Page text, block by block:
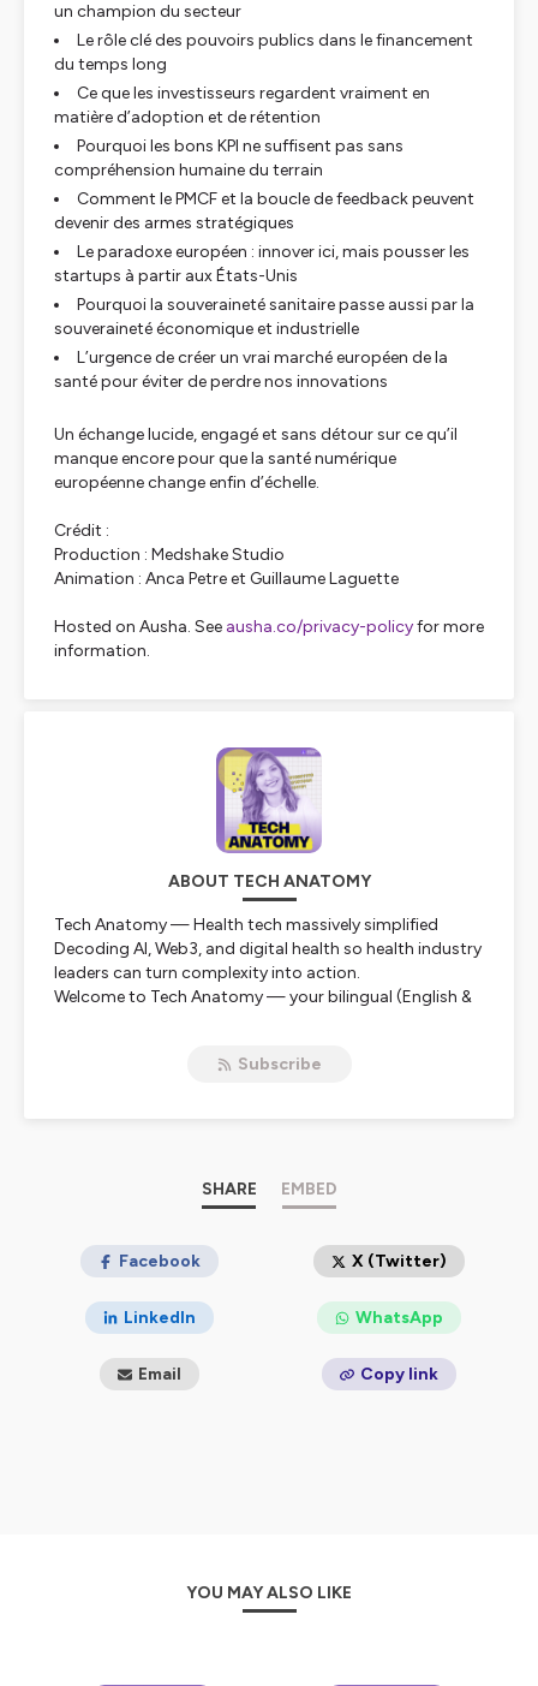
un champion du secteur
Le rôle clé des pouvoirs publics dans le financement
du temps long
Ce que les investisseurs regardent vraiment en
matière d’adoption et de rétention
Pourquoi les bons KPI ne suffisent pas sans
compréhension humaine du terrain
Comment le PMCF et la boucle de feedback peuvent
devenir des armes stratégiques
Le paradoxe européen : innover ici, mais pousser les
startups à partir aux États-Unis
Pourquoi la souveraineté sanitaire passe aussi par la
souveraineté économique et industrielle
L’urgence de créer un vrai marché européen de la
santé pour éviter de perdre nos innovations
Un échange lucide, engagé et sans détour sur ce qu’il
manque encore pour que la santé numérique
européenne change enfin d’échelle.
Crédit :
Production : Medshake Studio
Animation : Anca Petre et Guillaume Laguette
Hosted on Ausha. See ausha.co/privacy-policyfor more
information.
ABOUT TECH ANATOMY
Tech Anatomy — Health tech massively simplified
Decoding AI, Web3, and digital health so health industry
leaders can turn complexity into action.
Welcome to Tech Anatomy — your bilingual (English &
health-tech strategist), and here we make the complex
Clear, structured explanations of AI, Web3, digital
Use cases, trends, and critical insights — grounded
Myth-busting and sense-making: what works, what
We publish fresh episodes every week — so hit
Subscribe
SHARE EMBED
Facebook X (Twitter)
LinkedIn WhatsApp
Email Copy link
YOU MAY ALSO LIKE